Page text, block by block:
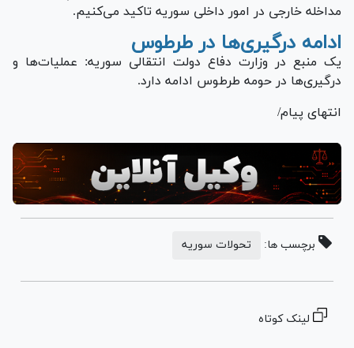
مداخله خارجی در امور داخلی سوریه تاکید می‌کنیم.
ادامه درگیری‌ها در طرطوس
یک منبع در وزارت دفاع دولت انتقالی سوریه: عملیات‌ها و
درگیری‌ها در حومه طرطوس ادامه دارد.
انتهای پیام/
برچسب ها: تحولات سوریه
لینک کوتاه